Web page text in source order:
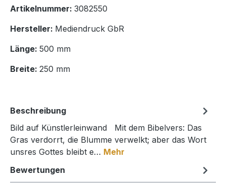
Artikelnummer: 3082550
Hersteller: Mediendruck GbR
Länge: 500 mm
Breite: 250 mm
Beschreibung
Bild auf Künstlerleinwand Mit dem Bibelvers: Das
Gras verdorrt, die Blumme verwelkt; aber das Wort
unsres Gottes bleibt e… Mehr
Bewertungen